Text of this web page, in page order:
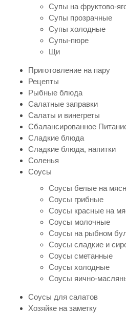
Супы на фруктово-
Супы прозрачные
Супы холодные
Супы-пюре
Щи
Приготовление на пару
Рецепты
Рыбные блюда
Салатные заправки
Салаты и винегреты
Сбалансированное
Сладкие блюда
Сладкие блюда, напитки
Соленья
Соусы
Соусы белые на
Соусы грибные
Соусы красные на
Соусы молочные
Соусы на рыбном
Соусы сладкие и
Соусы сметанные
Соусы холодные
Соусы яично-
Соусы для салатов
Хозяйке на заметку